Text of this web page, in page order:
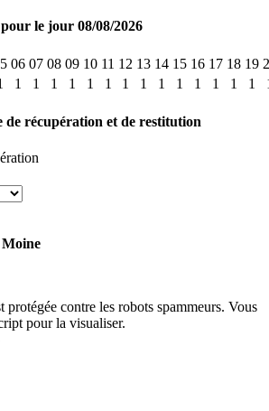
le jour 08/08/2026
06 07 08 09 10 11 12 13 14 15 16 17 18 19
1 1 1 1 1 1 1 1 1 1 1 1 1 1
de récupération et de restitution
Moine
protégée contre les robots spammeurs. Vous
pour la visualiser.